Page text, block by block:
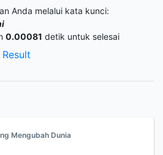
Anda melalui kata kunci:
0.00081 detik untuk selesai
Mengubah Dunia